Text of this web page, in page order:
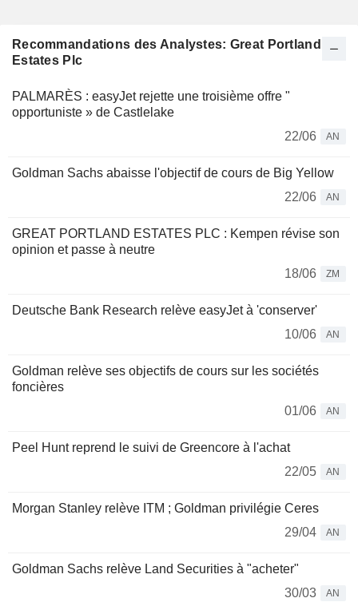
Recommandations des Analystes: Great Portland
Estates Plc
PALMARÈS : easyJet rejette une troisième offre "
opportuniste » de Castlelake
22/06
AN
Goldman Sachs abaisse l'objectif de cours de Big Yellow
22/06
AN
GREAT PORTLAND ESTATES PLC : Kempen révise son
opinion et passe à neutre
18/06
ZM
Deutsche Bank Research relève easyJet à 'conserver'
10/06
AN
Goldman relève ses objectifs de cours sur les sociétés
foncières
01/06
AN
Peel Hunt reprend le suivi de Greencore à l'achat
22/05
AN
Morgan Stanley relève ITM ; Goldman privilégie Ceres
29/04
AN
Goldman Sachs relève Land Securities à "acheter"
30/03
AN